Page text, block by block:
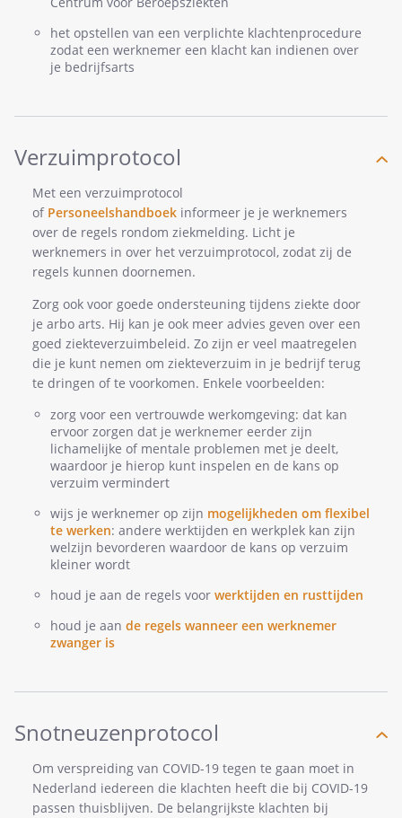
het opstellen van een verplichte klachtenprocedure
zodat een werknemer een klacht kan indienen over
je bedrijfsarts
Verzuimprotocol
Met een verzuimprotocol
of Personeelshandboek informeer je je werknemers
over de regels rondom ziekmelding. Licht je
werknemers in over het verzuimprotocol, zodat zij de
regels kunnen doornemen.
Zorg ook voor goede ondersteuning tijdens ziekte door
je arbo arts. Hij kan je ook meer advies geven over een
goed ziekteverzuimbeleid. Zo zijn er veel maatregelen
die je kunt nemen om ziekteverzuim in je bedrijf terug
te dringen of te voorkomen. Enkele voorbeelden:
zorg voor een vertrouwde werkomgeving: dat kan
ervoor zorgen dat je werknemer eerder zijn
lichamelijke of mentale problemen met je deelt,
waardoor je hierop kunt inspelen en de kans op
verzuim vermindert
wijs je werknemer op zijn mogelijkheden om flexibel
te werken: andere werktijden en werkplek kan zijn
welzijn bevorderen waardoor de kans op verzuim
kleiner wordt
houd je aan de regels voor werktijden en rusttijden
houd je aan de regels wanneer een werknemer
zwanger is
Snotneuzenprotocol
Om verspreiding van COVID-19 tegen te gaan moet in
Nederland iedereen die klachten heeft die bij COVID-19
passen thuisblijven. De belangrijkste klachten bij